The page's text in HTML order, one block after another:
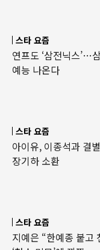
스타 요즘
연프도 ‘삼전닉스’…
예능 나온다
스타 요즘
아이유, 이종석과 결
장기하 소환
스타 요즘
지예은 “한예종 붙